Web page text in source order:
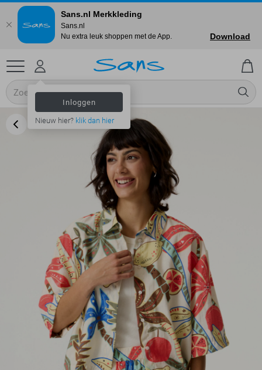
Inloggen
Nieuw hier? klik dan hier
Sans.nl Merkkleding
Sans.nl
Nu extra leuk shoppen met de App.
Download